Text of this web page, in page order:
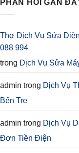
PHẢN HỒI GẦN
Thợ Dịch Vụ Sửa
088 994
trong Dịch Vụ Sửa
admin trong Dịch Vụ
Bến Tre
admin trong Dịch Vụ
Đơn Tiền Điện